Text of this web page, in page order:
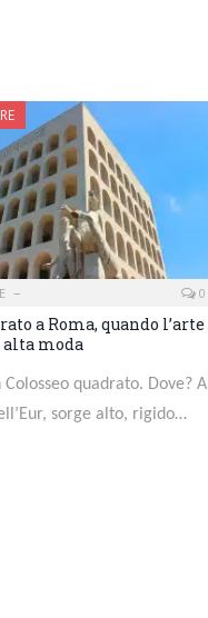
0
a Roma, quando l’arte
moda
Colosseo quadrato. Dove? A
sorge alto, rigido…